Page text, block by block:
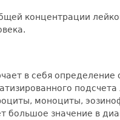
концентрации
в себя
моноциты,
значение в